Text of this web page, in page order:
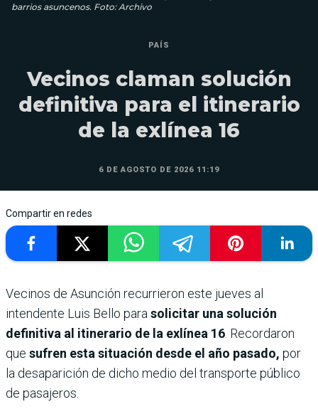
barrios asuncenos. Foto: Archivo
PAÍS
Vecinos claman solución
definitiva para el itinerario
de la exlínea 16
6 DE AGOSTO DE 2026 11:19
Compartir en redes
Vecinos de Asunción recurrieron este jueves al
intendente Luis Bello para solicitar una solución
definitiva al itinerario de la exlínea 16 . Recordaron
que sufren esta situación desde el año pasado, por
la desaparición de dicho medio del transporte público
de pasajeros.